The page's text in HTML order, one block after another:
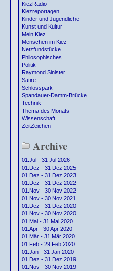
KiezRadio
Kiezreportagen
Kinder und Jugendliche
Kunst und Kultur
Mein Kiez
Menschen im Kiez
Netzfundstücke
Philosophisches
Politik
Raymond Sinister
Satire
Schlosspark
Spandauer-Damm-Brücke
Technik
Thema des Monats
Wissenschaft
ZeitZeichen
Archive
01.Jul - 31 Jul 2026
01.Dez - 31 Dez 2025
01.Dez - 31 Dez 2023
01.Dez - 31 Dez 2022
01.Nov - 30 Nov 2022
01.Nov - 30 Nov 2021
01.Dez - 31 Dez 2020
01.Nov - 30 Nov 2020
01.Mai - 31 Mai 2020
01.Apr - 30 Apr 2020
01.Mär - 31 Mär 2020
01.Feb - 29 Feb 2020
01.Jan - 31 Jan 2020
01.Dez - 31 Dez 2019
01.Nov - 30 Nov 2019